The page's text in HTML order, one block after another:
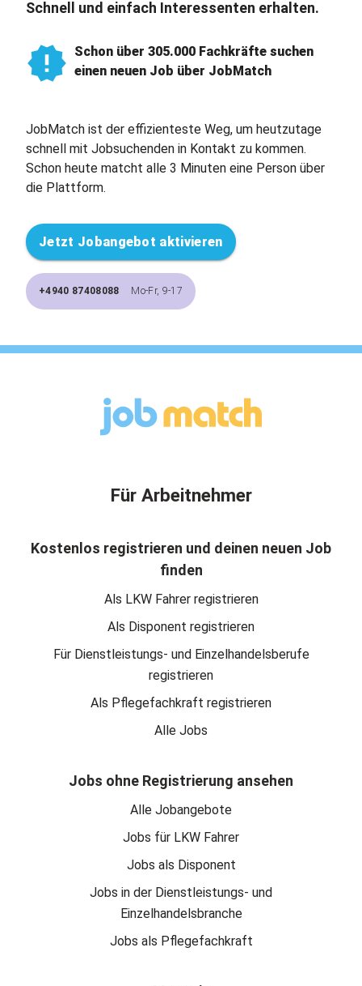
Schnell und einfach Interessenten erhalten.
Schon über 305.000 Fachkräfte suchen
einen neuen Job über JobMatch
JobMatch ist der effizienteste Weg, um heutzutage
schnell mit Jobsuchenden in Kontakt zu kommen.
Schon heute matcht alle 3 Minuten eine Person über
die Plattform.
Jetzt Jobangebot aktivieren
+4940 87408088 Mo-Fr, 9-17
Für Arbeitnehmer
Kostenlos registrieren und deinen neuen Job
finden
Als LKW Fahrer registrieren
Als Disponent registrieren
Für Dienstleistungs- und Einzelhandelsberufe
registrieren
Als Pflegefachkraft registrieren
Alle Jobs
Jobs ohne Registrierung ansehen
Alle Jobangebote
Jobs für LKW Fahrer
Jobs als Disponent
Jobs in der Dienstleistungs- und
Einzelhandelsbranche
Jobs als Pflegefachkraft